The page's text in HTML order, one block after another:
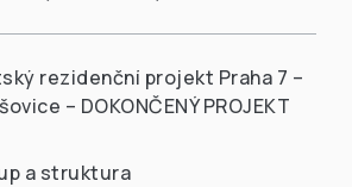
rezidenční projekt Praha 7 –
– DOKONČENÝ PROJEKT
a struktura